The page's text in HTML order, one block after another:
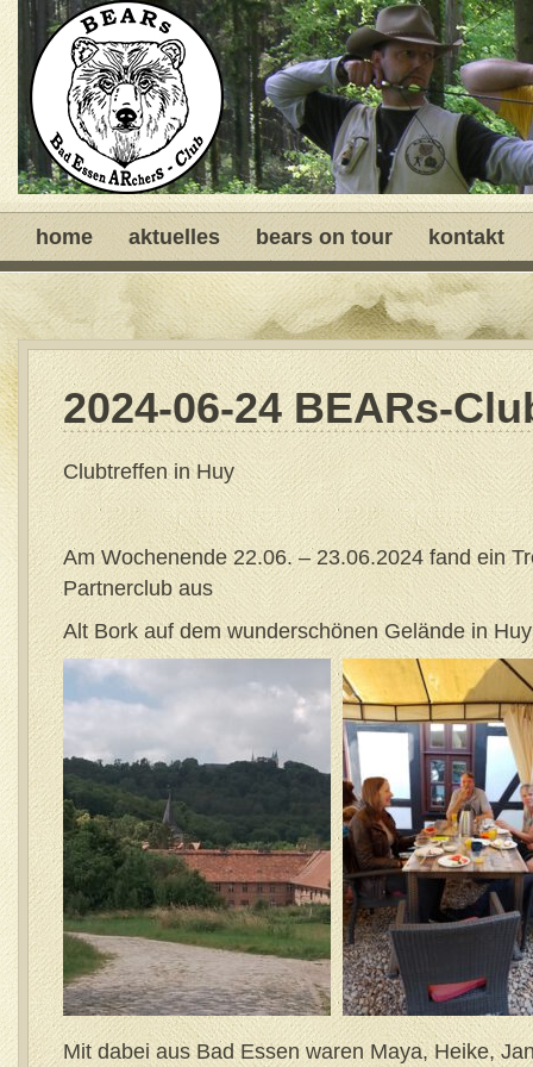
home aktuelles bears on tour kontakt
2024-06-24 BEARs-
Clubtreffen in Huy
Am Wochenende 22.06. – 23.06.2024 fand ein
Partnerclub aus
Alt Bork auf dem wunderschönen Gelände in
Mit dabei aus Bad Essen waren Maya, Heike,